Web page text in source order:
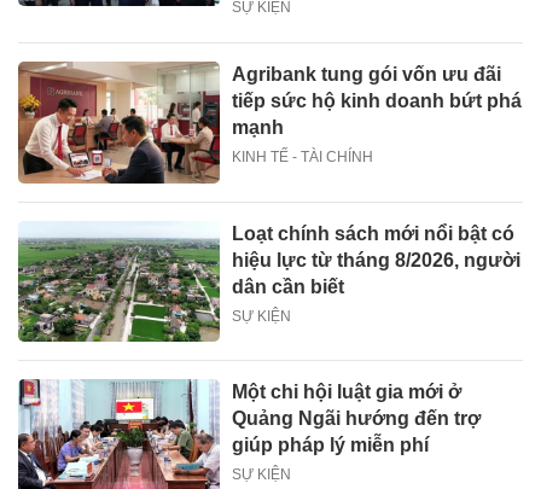
SỰ KIỆN
Agribank tung gói vốn ưu đãi
tiếp sức hộ kinh doanh bứt phá
mạnh
KINH TẾ - TÀI CHÍNH
Loạt chính sách mới nổi bật có
hiệu lực từ tháng 8/2026, người
dân cần biết
SỰ KIỆN
Một chi hội luật gia mới ở
Quảng Ngãi hướng đến trợ
giúp pháp lý miễn phí
SỰ KIỆN